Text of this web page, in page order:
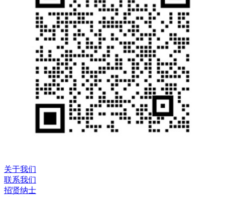
关于我们
联系我们
招贤纳士